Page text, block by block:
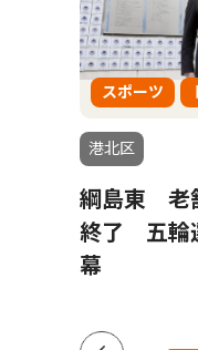
スポーツ
港北区
綱島東 老
終了 五輪
幕